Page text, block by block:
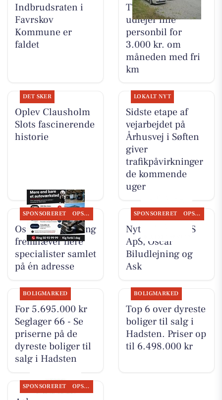
Indbrudsraten i
Favrskov
Kommune er
faldet
TT CARS ApS
udlejer lille
personbil for
3.000 kr. om
måneden med fri
km
DET SKER
Oplev Clausholm
Slots fascinerende
historie
LOKALT NYT
Sidste etape af
vejarbejdet på
Århusvej i Søften
giver
trafikpåvirkninger
de kommende
uger
SPONSORERET OPSLAGSTAVLEN
Oscar Biludlejning
fremhæver flere
specialister samlet
på én adresse
SPONSORERET OPSLAGSTAVLEN
Nyt fra TT CARS
ApS, Oscar
Biludlejning og
Ask
BOLIGMARKED
For 5.695.000 kr
Seglager 66 - Se
priserne på de
dyreste boliger til
salg i Hadsten
BOLIGMARKED
Top 6 over dyreste
boliger til salg i
Hadsten. Priser op
til 6.498.000 kr
SPONSORERET OPSLAGSTAVLEN